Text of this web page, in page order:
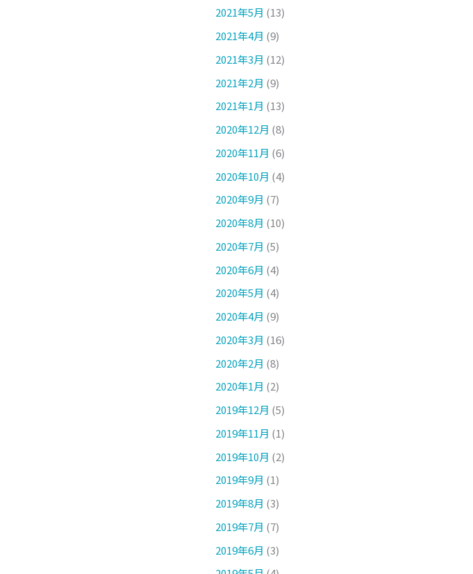
2021年5月 (13)
2021年4月 (9)
2021年3月 (12)
2021年2月 (9)
2021年1月 (13)
2020年12月 (8)
2020年11月 (6)
2020年10月 (4)
2020年9月 (7)
2020年8月 (10)
2020年7月 (5)
2020年6月 (4)
2020年5月 (4)
2020年4月 (9)
2020年3月 (16)
2020年2月 (8)
2020年1月 (2)
2019年12月 (5)
2019年11月 (1)
2019年10月 (2)
2019年9月 (1)
2019年8月 (3)
2019年7月 (7)
2019年6月 (3)